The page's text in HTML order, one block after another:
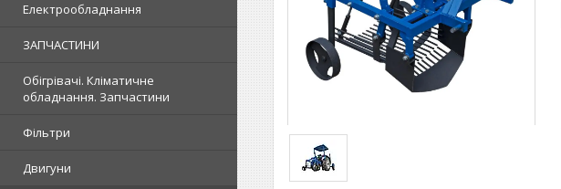
Електрообладнання
ЗАПЧАСТИНИ
Обігрівачі. Кліматичне
обладнання. Запчастини
Фільтри
Двигуни